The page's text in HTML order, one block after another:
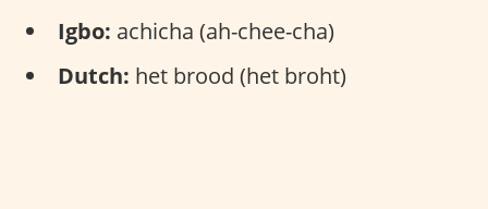
Igbo: achicha (ah-chee-cha)
Dutch: het brood (het broht)